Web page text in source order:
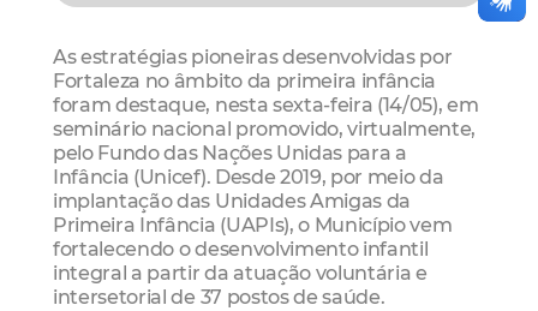
As estratégias pioneiras desenvolvidas por
Fortaleza no âmbito da primeira infância
foram destaque, nesta sexta-feira (14/05), em
seminário nacional promovido, virtualmente,
pelo Fundo das Nações Unidas para a
Infância (Unicef). Desde 2019, por meio da
implantação das Unidades Amigas da
Primeira Infância (UAPIs), o Município vem
fortalecendo o desenvolvimento infantil
integral a partir da atuação voluntária e
intersetorial de 37 postos de saúde.